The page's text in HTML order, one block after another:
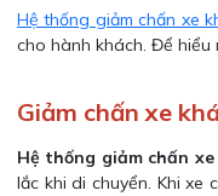
Hệ thống giảm chấn xe
cho hành khách. Để
Giảm chấn xe
Hệ thống giảm chấn
lắc khi di chuyển. Khi xe